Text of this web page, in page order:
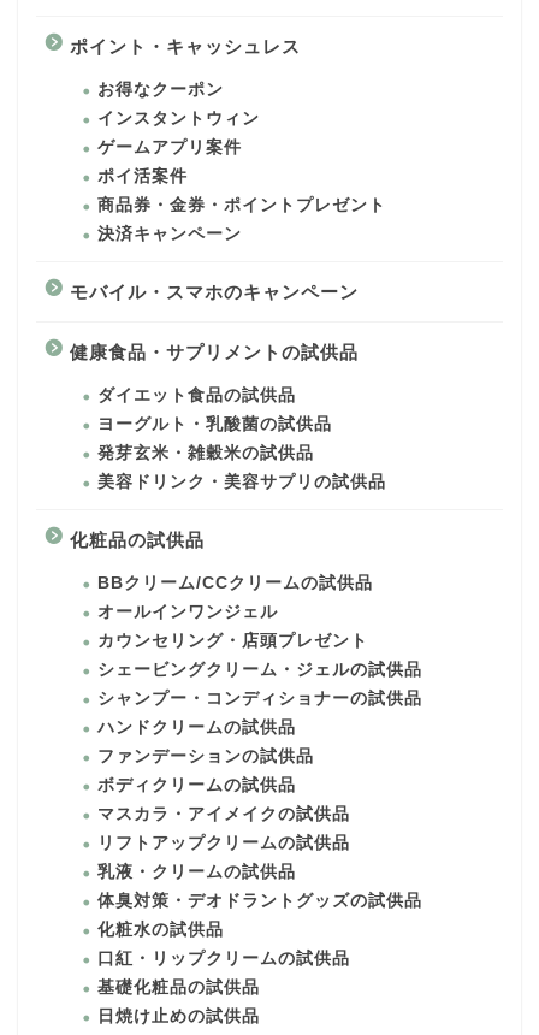
ポイント・キャッシュレス
お得なクーポン
インスタントウィン
ゲームアプリ案件
ポイ活案件
商品券・金券・ポイントプレゼント
決済キャンペーン
モバイル・スマホのキャンペーン
健康食品・サプリメントの試供品
ダイエット食品の試供品
ヨーグルト・乳酸菌の試供品
発芽玄米・雑穀米の試供品
美容ドリンク・美容サプリの試供品
化粧品の試供品
BBクリーム/CCクリームの試供品
オールインワンジェル
カウンセリング・店頭プレゼント
シェービングクリーム・ジェルの試供品
シャンプー・コンディショナーの試供品
ハンドクリームの試供品
ファンデーションの試供品
ボディクリームの試供品
マスカラ・アイメイクの試供品
リフトアップクリームの試供品
乳液・クリームの試供品
体臭対策・デオドラントグッズの試供品
化粧水の試供品
口紅・リップクリームの試供品
基礎化粧品の試供品
日焼け止めの試供品